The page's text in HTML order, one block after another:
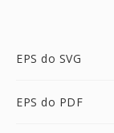
EPS do SVG
EPS do PDF